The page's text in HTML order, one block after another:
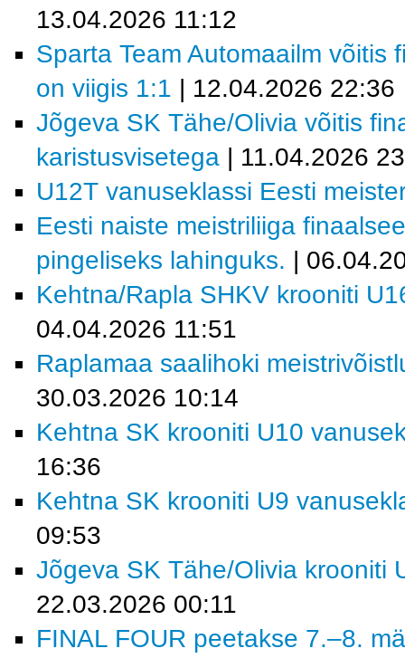
13.04.2026 11:12
Sparta Team Automaailm võitis
on viigis 1:1 | 12.04.2026 22:36
Jõgeva SK Tähe/Olivia võitis
karistusvisetega | 11.04.2026
U12T vanuseklassi Eesti
Eesti naiste meistriliiga
pingeliseks lahinguks. |
Kehtna/Rapla SHKV krooniti
04.04.2026 11:51
Raplamaa saalihoki
30.03.2026 10:14
Kehtna SK krooniti U10
16:36
Kehtna SK krooniti U9
09:53
Jõgeva SK Tähe/Olivia krooniti
22.03.2026 00:11
FINAL FOUR peetakse 7.–8.